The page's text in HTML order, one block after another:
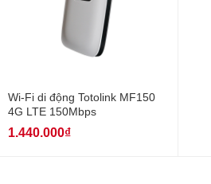
Wi-Fi di động Totolink MF150
4G LTE 150Mbps
1.440.000₫